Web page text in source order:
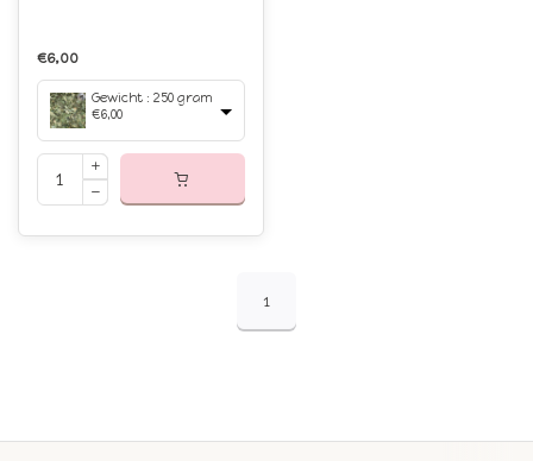
€6,00
Gewicht : 250 gram
€6,00
1